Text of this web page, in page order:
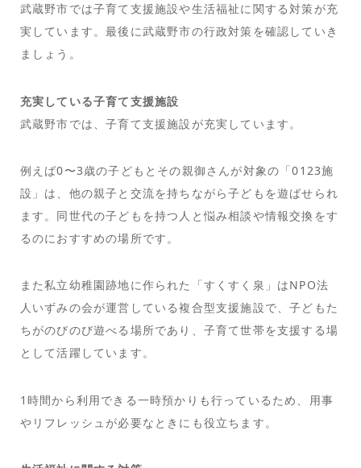
武蔵野市では子育て支援施設や生活福祉に関する対策が充
実しています。最後に武蔵野市の行政対策を確認していき
ましょう。
充実している子育て支援施設
武蔵野市では、子育て支援施設が充実しています。
例えば0〜3歳の子どもとその親御さんが対象の「0123施
設」は、他の親子と交流を持ちながら子どもを遊ばせられ
ます。同世代の子どもを持つ人と悩み相談や情報交換をす
るのにおすすめの場所です。
また私立幼稚園跡地に作られた「すくすく泉」はNPO法
人いずみの会が運営している複合型支援施設で、子どもた
ちがのびのび遊べる場所であり、子育て世帯を支援する場
として活躍しています。
1時間から利用できる一時預かりも行っているため、用事
やリフレッシュが必要なときにも役立ちます。